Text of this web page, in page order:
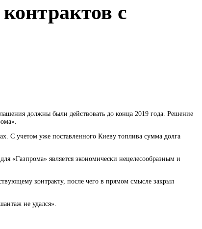
с
должны были действовать до конца 2019 года. Решение
С учетом уже поставленного Киеву топлива сумма долга
«Газпрома» является экономически нецелесообразным и
контракту, после чего в прямом смысле закрыл
не удался».